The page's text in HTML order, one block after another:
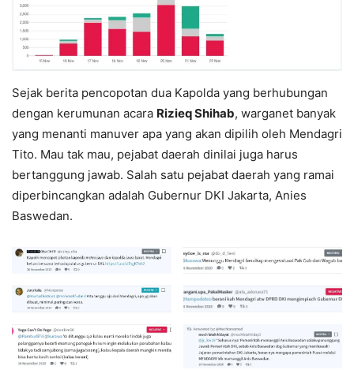
Sejak berita pencopotan dua Kapolda yang berhubungan
dengan kerumunan acara Rizieq Shihab, warganet banyak
yang menanti manuver apa yang akan dipilih oleh Mendagri
Tito. Mau tak mau, pejabat daerah dinilai juga harus
bertanggung jawab. Salah satu pejabat daerah yang ramai
diperbincangkan adalah Gubernur DKI Jakarta, Anies
Baswedan.